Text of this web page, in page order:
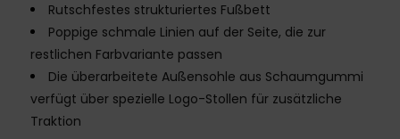
Rutschfestes strukturiertes Fußbett
Poppige schmale Linien auf der Seite, die zur
restlichen Farbvariante passen
Die überarbeitete Außensohle aus Schaumgummi
verfügt über spezielle Logo-Stollen für zusätzliche
Traktion